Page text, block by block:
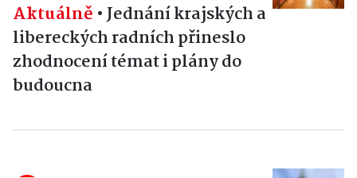
Aktuálně •Jednání krajských a
libereckých radních přineslo
zhodnocení témat i plány do
budoucna